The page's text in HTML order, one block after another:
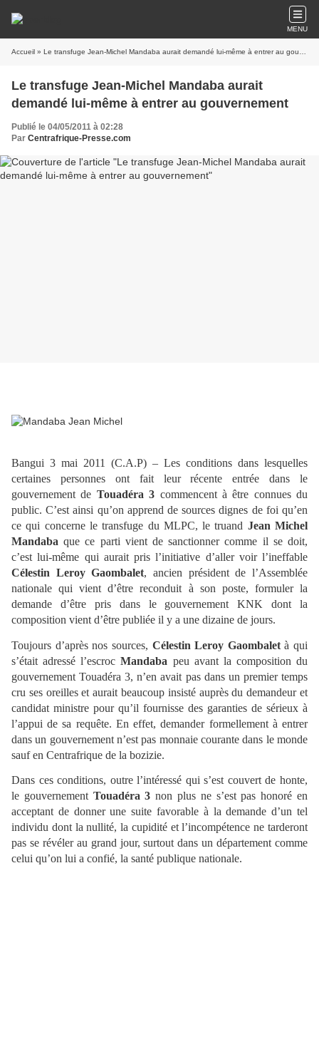
MENU
Accueil » Le transfuge Jean-Michel Mandaba aurait demandé lui-même à entrer au gouvernement
Le transfuge Jean-Michel Mandaba aurait
demandé lui-même à entrer au gouvernement
Publié le 04/05/2011 à 02:28
Par Centrafrique-Presse.com
Bangui 3 mai 2011 (C.A.P) – Les conditions dans lesquelles
certaines personnes ont fait leur récente entrée dans le
gouvernement de Touadéra 3 commencent à être connues du
public. C’est ainsi qu’on apprend de sources dignes de foi qu’en
ce qui concerne le transfuge du MLPC, le truand Jean Michel
Mandaba que ce parti vient de sanctionner comme il se doit,
c’est lui-même qui aurait pris l’initiative d’aller voir l’ineffable
Célestin Leroy Gaombalet, ancien président de l’Assemblée
nationale qui vient d’être reconduit à son poste, formuler la
demande d’être pris dans le gouvernement KNK dont la
composition vient d’être publiée il y a une dizaine de jours.
Toujours d’après nos sources, Célestin Leroy Gaombaletà qui
s’était adressé l’escrocMandaba peu avant la composition du
gouvernement Touadéra 3, n’en avait pas dans un premier temps
cru ses oreilles et aurait beaucoup insisté auprès du demandeur et
candidat ministre pour qu’il fournisse des garanties de sérieux à
l’appui de sa requête. En effet, demander formellement à entrer
dans un gouvernement n’est pas monnaie courante dans le monde
sauf en Centrafrique de la bozizie.
Dans ces conditions, outre l’intéressé qui s’est couvert de honte,
le gouvernement Touadéra 3 non plus ne s’est pas honoré en
acceptant de donner une suite favorable à la demande d’un tel
individu dont la nullité, la cupidité et l’incompétence ne tarderont
pas se révéler au grand jour, surtout dans un département comme
celui qu’on lui a confié, la santé publique nationale.